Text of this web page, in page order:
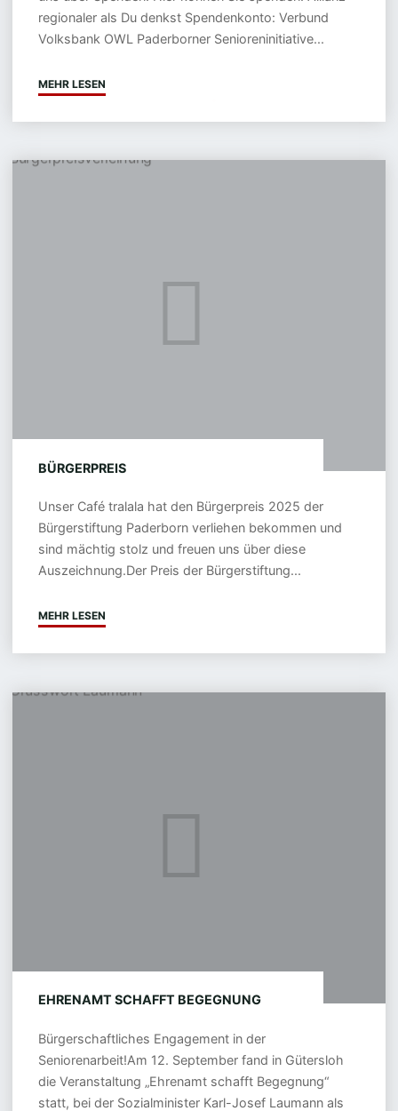
regionaler als Du denkst Spendenkonto: Verbund
Volksbank OWL Paderborner Senioreninitiative...
MEHR LESEN
Bürgerpreis
BÜRGERPREIS
Unser Café tralala hat den Bürgerpreis 2025 der
Bürgerstiftung Paderborn verliehen bekommen und
sind mächtig stolz und freuen uns über diese
Auszeichnung.Der Preis der Bürgerstiftung...
MEHR LESEN
EHRENAMT SCHAFFT BEGEGNUNG
Bürgerschaftliches Engagement in der
Seniorenarbeit!Am 12. September fand in Gütersloh
die Veranstaltung „Ehrenamt schafft Begegnung“
statt, bei der Sozialminister Karl-Josef Laumann als